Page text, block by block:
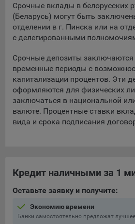
интернет-сайты в режиме
хранимый на компьютере объем
автоматически удалять сессионные
того, субъект персональных данных
опцию в истории браузера.
Подробнее о параметрах управления
перейдя по внешним ссылкам,
соответствующие страницы сайтов
Firefox
Chrome
Microsoft Edge
16. Пользователь всегда может
имеющимся у него вопросом, в части
Срочные вклады в белорусских
(Беларусь) могут быть
отделении в г. Пинска или на
с делегированными
Срочные депозиты
временные периоды с
капитализации процентов. Эти
оформляются для физических
заключаться в национальной
валюте. Процентные ставки
вида и срока подписания
Кредит наличными за 1
Оставьте заявку и получите:
Экономию времени
Банки самостоятельно предложат лучшее